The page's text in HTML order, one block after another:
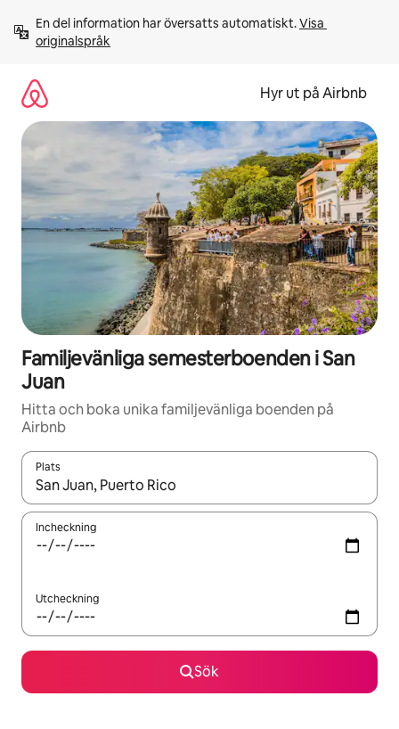
innehåll
En del information har översatts automatiskt. Visa
originalspråk
Hyr ut på Airbnb
Familjevänliga semesterboenden i San
Juan
Hitta och boka unika familjevänliga boenden på
Airbnb
Plats
När resultaten är tillgängliga kan du navigera med upp- och
Incheckning
Utcheckning
Sök